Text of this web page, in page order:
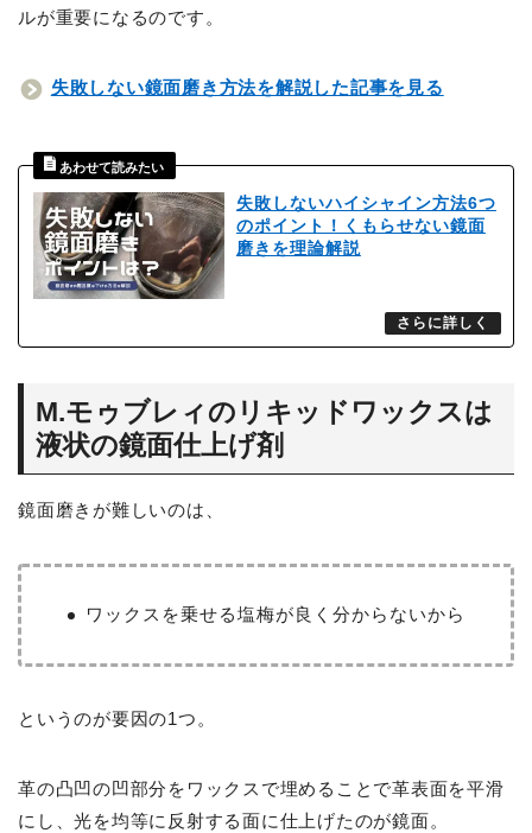
ルが重要になるのです。
失敗しない鏡面磨き方法を解説した記事を見る
失敗しないハイシャイン方法6つ
のポイント！くもらせない鏡面
磨きを理論解説
M.モゥブレィのリキッドワックスは
液状の鏡面仕上げ剤
鏡面磨きが難しいのは、
ワックスを乗せる塩梅が良く分からないから
というのが要因の1つ。
革の凸凹の凹部分をワックスで埋めることで革表面を平滑
にし、光を均等に反射する面に仕上げたのが鏡面。